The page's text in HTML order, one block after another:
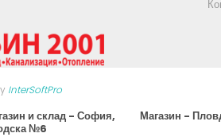
InterSoftPro
и склад - София,
№6
Магазин -